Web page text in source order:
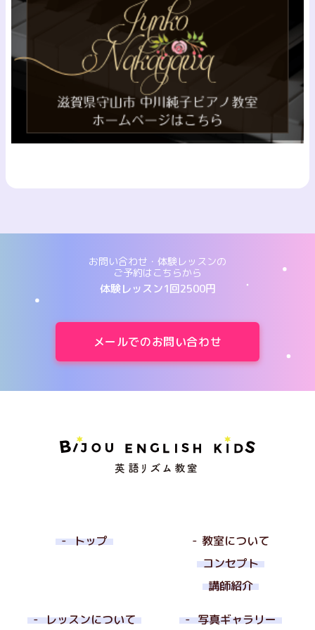
お問い合わせ・体験レッスンの
ご予約はこちらから
体験レッスン1回2500円
メールでのお問い合わせ
トップ
教室について
コンセプト
講師紹介
レッスンについて 写真ギャラリー